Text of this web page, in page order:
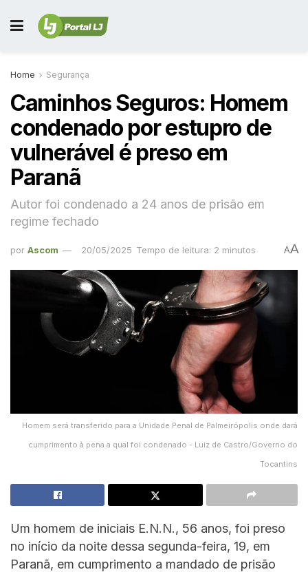
Home Segurança
Caminhos Seguros: Homem
condenado por estupro de
vulnerável é preso em
Paranã
Autor foi condenado a 24 anos de prisão em
regime fechado
por Ascom 20/05/2025 Tempo de leitura: 2 minutos AA
Homem será transferido para a Unidade Penal de Palmeirópolis onde dará
cumprimento à pena a qual foi condenado - Luiz de Castro/Governo do
Tocantins
Um homem de iniciais E.N.N., 56 anos, foi preso
no início da noite dessa segunda-feira, 19, em
Paranã, em cumprimento a mandado de prisão